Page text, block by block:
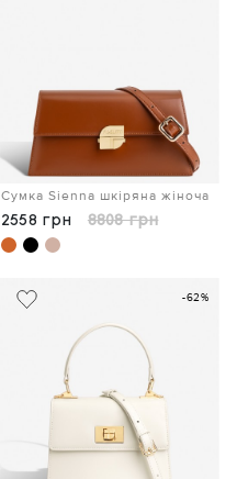
Сумка Sienna шкіряна жіноча
2558 грн 8808 грн
-62%